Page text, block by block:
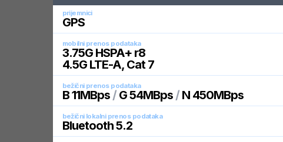
prijemnici
GPS
mobilni prenos podataka
3.75G HSPA+ r8
4.5G LTE-A, Cat 7
bežični prenos podataka
B 11MBps/ G 54MBps/ N 450MBps
bežični lokalni prenos podataka
Bluetooth 5.2